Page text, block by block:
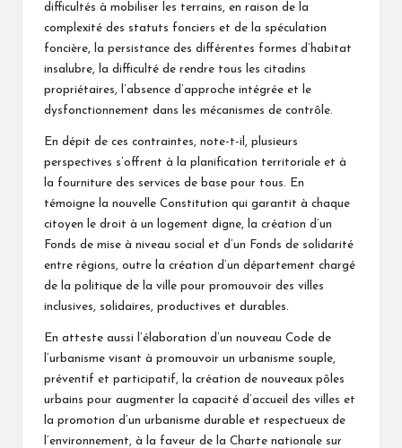
difficultés à mobiliser les terrains, en raison de la
complexité des statuts fonciers et de la spéculation
foncière, la persistance des différentes formes d’habitat
insalubre, la difficulté de rendre tous les citadins
propriétaires, l’absence d’approche intégrée et le
dysfonctionnement dans les mécanismes de contrôle.
En dépit de ces contraintes, note-t-il, plusieurs
perspectives s’offrent à la planification territoriale et à
la fourniture des services de base pour tous. En
témoigne la nouvelle Constitution qui garantit à chaque
citoyen le droit à un logement digne, la création d’un
Fonds de mise à niveau social et d’un Fonds de solidarité
entre régions, outre la création d’un département chargé
de la politique de la ville pour promouvoir des villes
inclusives, solidaires, productives et durables.
En atteste aussi l’élaboration d’un nouveau Code de
l’urbanisme visant à promouvoir un urbanisme souple,
préventif et participatif, la création de nouveaux pôles
urbains pour augmenter la capacité d’accueil des villes et
la promotion d’un urbanisme durable et respectueux de
l’environnement, à la faveur de la Charte nationale sur